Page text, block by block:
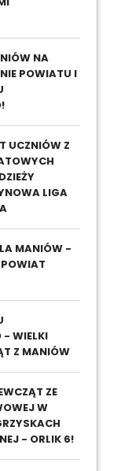
NA
POWIATU I
UCZNIÓW Z
LIGA
MANIÓW -
- WIELKI
Z MANIÓW
ZE
W
- ORLIK 6!